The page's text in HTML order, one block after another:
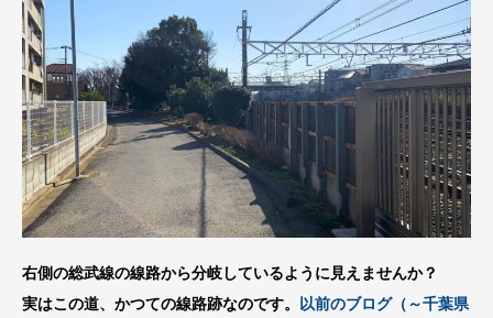
右側の総武線の線路から分岐しているように見えませんか？
実はこの道、かつての線路跡なのです。
以前のブログ（～千葉県